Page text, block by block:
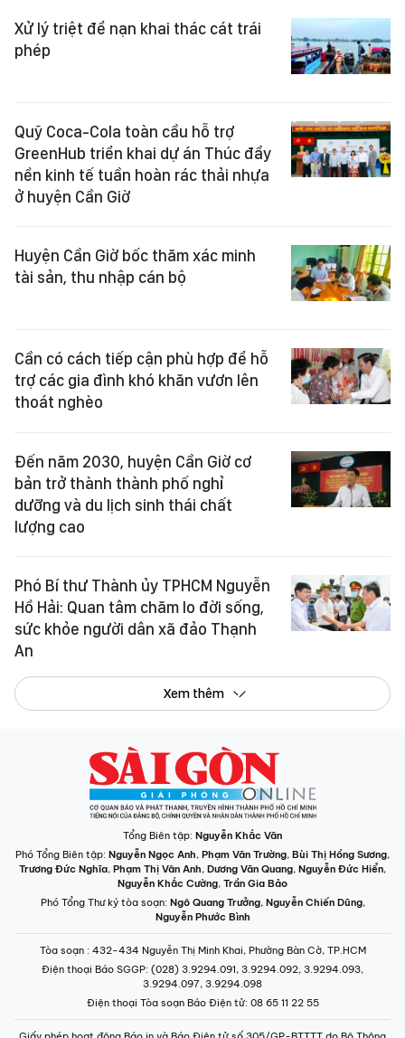
Xử lý triệt để nạn khai thác cát trái
phép
Quỹ Coca-Cola toàn cầu hỗ trợ
GreenHub triển khai dự án Thúc đẩy
nền kinh tế tuần hoàn rác thải nhựa
ở huyện Cần Giờ
Huyện Cần Giờ bốc thăm xác minh
tài sản, thu nhập cán bộ
Cần có cách tiếp cận phù hợp để hỗ
trợ các gia đình khó khăn vươn lên
thoát nghèo
Đến năm 2030, huyện Cần Giờ cơ
bản trở thành thành phố nghỉ
dưỡng và du lịch sinh thái chất
lượng cao
Phó Bí thư Thành ủy TPHCM Nguyễn
Hồ Hải: Quan tâm chăm lo đời sống,
sức khỏe người dân xã đảo Thạnh
An
Xem thêm
Tổng Biên tập: Nguyễn Khắc Văn
Phó Tổng Biên tập: Nguyễn Ngọc Anh, Phạm Văn Trường, Bùi Thị Hồng Sương,
Trương Đức Nghĩa, Phạm Thị Vân Anh, Dương Văn Quang, Nguyễn Đức Hiển,
Nguyễn Khắc Cường, Trần Gia Bảo
Phó Tổng Thư ký tòa soạn: Ngô Quang Trưởng, Nguyễn Chiến Dũng,
Nguyễn Phước Bình
Tòa soạn : 432-434 Nguyễn Thị Minh Khai, Phường Bàn Cờ, TP.HCM
Điện thoại Báo SGGP: (028) 3.9294.091, 3.9294.092, 3.9294.093,
3.9294.097, 3.9294.098
Điện thoại Tòa soạn Báo Điện tử: 08 65 11 22 55